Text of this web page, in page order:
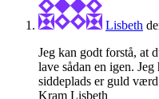
Lisbeth
Jeg kan godt forstå, at
lave sådan en igen.
siddeplads er guld
Kram Lisbeth